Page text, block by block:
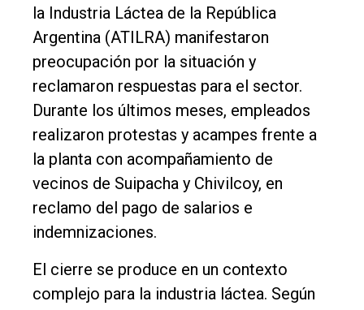
la Industria Láctea de la República
Argentina (ATILRA) manifestaron
preocupación por la situación y
reclamaron respuestas para el sector.
Durante los últimos meses, empleados
realizaron protestas y acampes frente a
la planta con acompañamiento de
vecinos de Suipacha y Chivilcoy, en
reclamo del pago de salarios e
indemnizaciones.
El cierre se produce en un contexto
complejo para la industria láctea. Según